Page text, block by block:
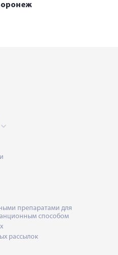
препаратами для
способом
рассылок